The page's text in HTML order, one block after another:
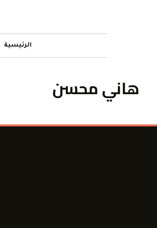
الرئيسية
هاني محسن